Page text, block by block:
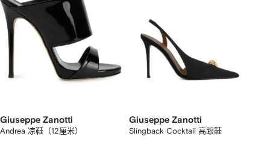
Giuseppe Zanotti
Andrea 凉鞋（12厘米）
Giuseppe Zanotti
Slingback Cocktail 高跟鞋